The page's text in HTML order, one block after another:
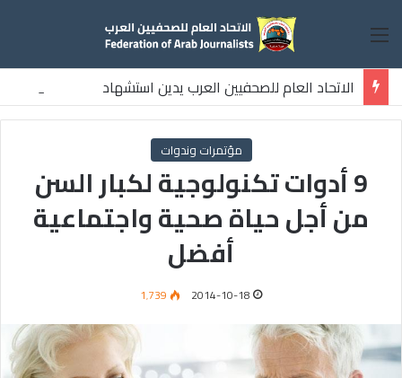
القائمة
الاتحاد العام للصحفيين العرب يدين استشهاد
ثلاثة صحفيين فلسطينيين باستهداف إسرائيلي وسط قطاع غزة
مؤتمرات وندوات
9 أدوات تكنولوجية لكبار السن
من أجل حياة صحية واجتماعية
أفضل
2014-10-18 1٬739